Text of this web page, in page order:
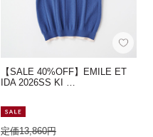
【SALE 40%OFF】EMILE ET
IDA 2026SS KI …
定価13,860円